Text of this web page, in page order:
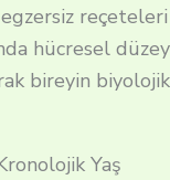
reçeteleri
hücresel
bireyin biyolojik
Yaş